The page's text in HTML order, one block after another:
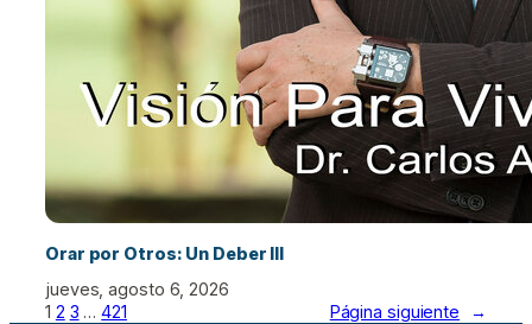
Orar por Otros: Un Deber III
jueves, agosto 6, 2026
1 2 3 … 421 Página siguiente →